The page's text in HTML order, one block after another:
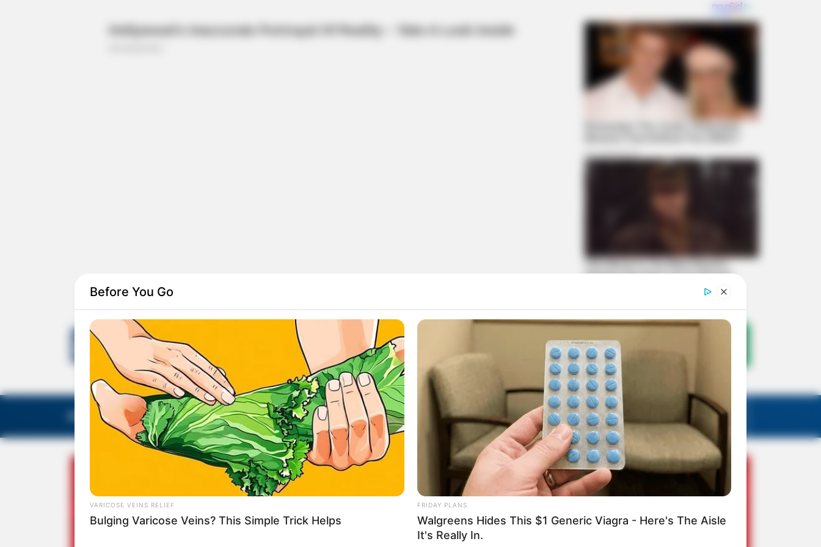
EDITORIAS GALERIA DE FOTOS NOTA DE FALECIMENTO FALE CONOSCO VC REPÓRTER
Before You Go
VARICOSE VEINS RELIEF
Bulging Varicose Veins? This Simple Trick Helps
FRIDAY PLANS
Walgreens Hides This $1 Generic Viagra - Here's The Aisle
It's Really In.